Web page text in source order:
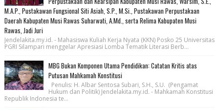
M.A.P., Pustakawan Fungsional Siti Asiah, S.P., M.Si., Pustakawan Perpustakaan
Daerah Kabupaten Musi Rawas Suharwati, A.Md., serta Relima Kabupaten Musi
Rawas, Jadi Juri
Jendelakita.my.id. - Mahasiswa Kuliah Kerja Nyata (KKN) Posko 25 Universitas
PGRI Silampari menggelar Apresiasi Lomba Tematik Literasi Berb...
MBG Bukan Komponen Utama Pendidikan: Catatan Kritis atas
Putusan Mahkamah Konstitusi
Penulis: H. Albar Sentosa Subari, S.H., S.U. (Pengamat
Hukum dan Politik) Jendelakita.my.id. - Mahkamah Konstitusi
Republik Indonesia te...